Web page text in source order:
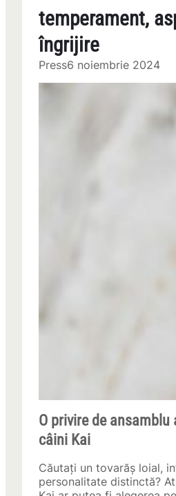
temperament,
îngrijire
Press6 noiembrie 2024
O privire de ansamblu
câini Kai
Căutați un tovarăș loial,
personalitate distinctă?